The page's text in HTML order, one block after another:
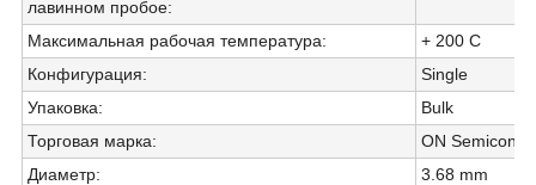
лавинном пробое:
Максимальная рабочая температура:
+ 200 C
Конфигурация:
Single
Упаковка:
Bulk
Торговая марка:
ON
Диаметр:
3.68 mm